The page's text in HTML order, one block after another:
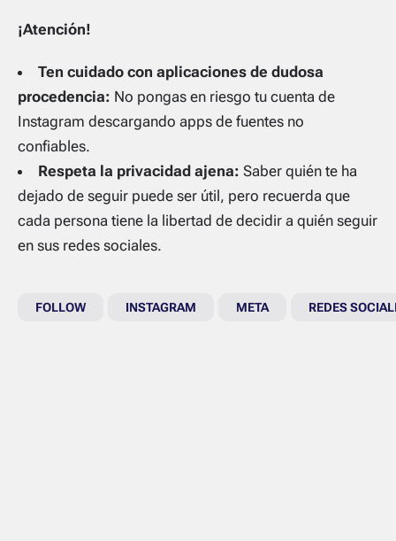
¡Atención!
Ten cuidado con aplicaciones de dudosa
procedencia: No pongas en riesgo tu cuenta de
Instagram descargando apps de fuentes no
confiables.
Respeta la privacidad ajena: Saber quién te ha
dejado de seguir puede ser útil, pero recuerda que
cada persona tiene la libertad de decidir a quién seguir
en sus redes sociales.
FOLLOW INSTAGRAM META REDES